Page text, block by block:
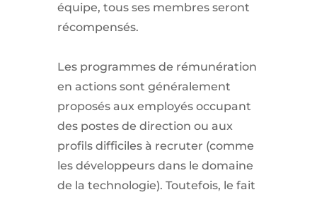
équipe, tous ses membres seront
récompensés.
Les programmes de rémunération
en actions sont généralement
proposés aux employés occupant
des postes de direction ou aux
profils difficiles à recruter (comme
les développeurs dans le domaine
de la technologie). Toutefois, le fait